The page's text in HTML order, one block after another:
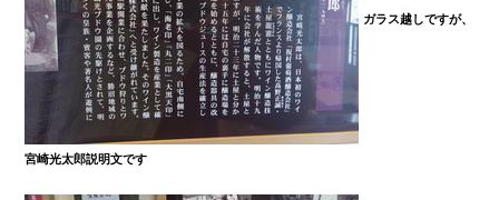
ガラス越しですが、
宮崎光太郎説明文です